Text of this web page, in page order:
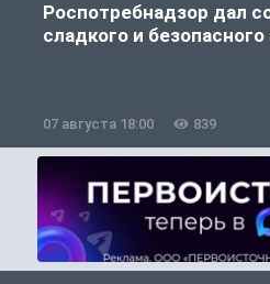
Роспотребнадзор дал
сладкого и безопасного
07 августа 18:00 839